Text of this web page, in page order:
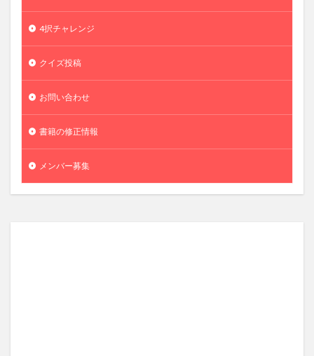
4択チャレンジ
クイズ投稿
お問い合わせ
書籍の修正情報
メンバー募集